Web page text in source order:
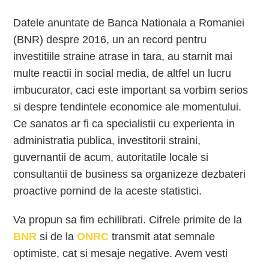
Datele anuntate de Banca Nationala a Romaniei
(BNR) despre 2016, un an record pentru
investitiile straine atrase in tara, au starnit mai
multe reactii in social media, de altfel un lucru
imbucurator, caci este important sa vorbim serios
si despre tendintele economice ale momentului.
Ce sanatos ar fi ca specialistii cu experienta in
administratia publica, investitorii straini,
guvernantii de acum, autoritatile locale si
consultantii de business sa organizeze dezbateri
proactive pornind de la aceste statistici.
Va propun sa fim echilibrati. Cifrele primite de la
BNR si de laONRC transmit atat semnale
optimiste, cat si mesaje negative. Avem vesti